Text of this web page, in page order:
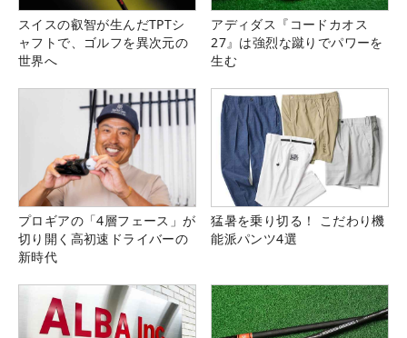
スイスの叡智が生んだTPTシ
ャフトで、ゴルフを異次元の
世界へ
アディダス『コードカオス
27』は強烈な蹴りでパワーを
生む
プロギアの「4層フェース」が
切り開く高初速ドライバーの
新時代
猛暑を乗り切る！ こだわり機
能派パンツ4選